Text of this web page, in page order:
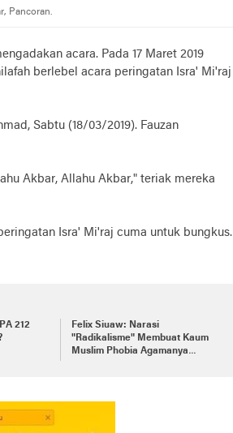
Pancoran.
acara. Pada 17 Maret 2019
berlebel acara peringatan Isra' Mi'raj
Sabtu (18/03/2019). Fauzan
Akbar, Allahu Akbar," teriak mereka
Isra' Mi'raj cuma untuk bungkus.
212
Felix Siuaw: Narasi
"Radikalisme" Membuat Kaum
Muslim Phobia Agamanya